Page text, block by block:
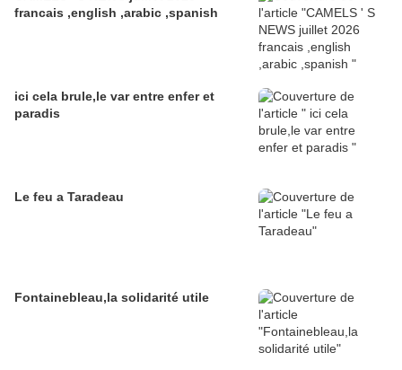
francais ,english ,arabic ,spanish
ici cela brule,le var entre enfer et
paradis
Le feu a Taradeau
Fontainebleau,la solidarité utile